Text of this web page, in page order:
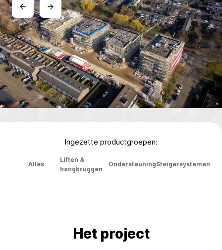
Ingezette productgroepen:
Alles
Liften &
hangbruggen
OndersteuningSteigersystemen
Het project